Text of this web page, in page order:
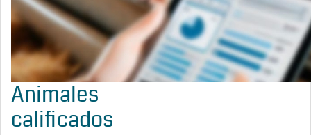
Animales
calificados